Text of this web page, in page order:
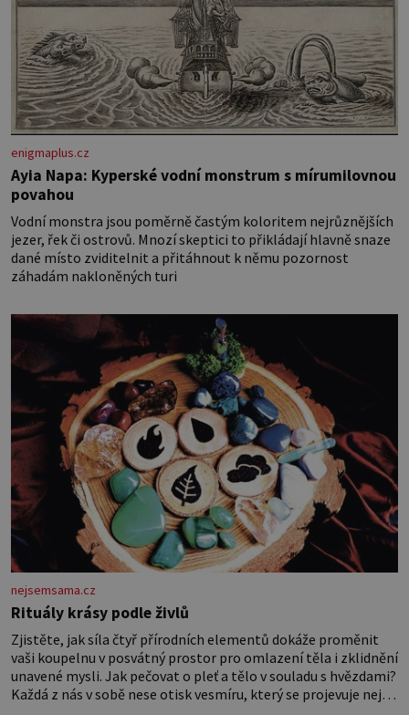
enigmaplus.cz
Ayia Napa: Kyperské vodní monstrum s mírumilovnou
povahou
Vodní monstra jsou poměrně častým koloritem nejrůznějších
jezer, řek či ostrovů. Mnozí skeptici to přikládají hlavně snaze
dané místo zviditelnit a přitáhnout k němu pozornost
záhadám nakloněných turi
nejsemsama.cz
Rituály krásy podle živlů
Zjistěte, jak síla čtyř přírodních elementů dokáže proměnit
vaši koupelnu v posvátný prostor pro omlazení těla i zklidnění
unavené mysli. Jak pečovat o pleť a tělo v souladu s hvězdami?
Každá z nás v sobě nese otisk vesmíru, který se projevuje nejen